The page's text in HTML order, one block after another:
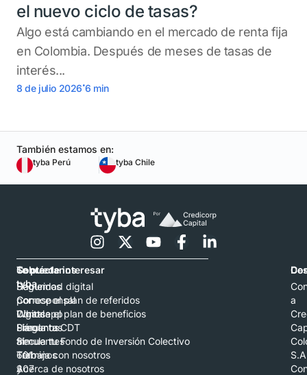
el nuevo ciclo de tasas?
Algo está cambiando en el mercado de renta fija
en Colombia. Después de meses de tasas de
interés...
8 de julio 2026.6 min
También estamos en:
tyba Perú tyba Chile
Contáctanos
Hablemos
por
Whatsapp
Llámanos
al
601
307
Sobre
tyba
Corresponsal
Digital
Preguntas
frecuentes
Términos
y
Te puede interesar
Seguridad digital
Conoce el plan de referidos
Conoce el plan de beneficios
Simula tu CDT
Simula tu Fondo de Inversión Colectivo
Trabaja con nosotros
Acerca de nosotros
a